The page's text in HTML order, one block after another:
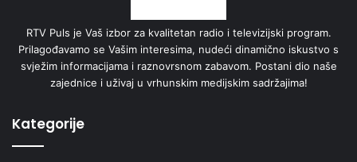
RTV Puls je Vaš izbor za kvalitetan radio i televizijski program.
Prilagođavamo se Vašim interesima, nudeći dinamično iskustvo s
svježim informacijama i raznovrsnom zabavom. Postani dio naše
zajednice i uživaj u vrhunskim medijskim sadržajima!
Kategorije